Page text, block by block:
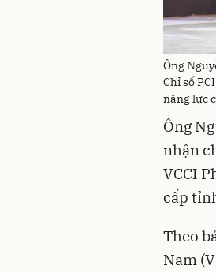
Ông
Chỉ số
năng lực
Ông
nhận
VCCI
cấp
Theo
Nam